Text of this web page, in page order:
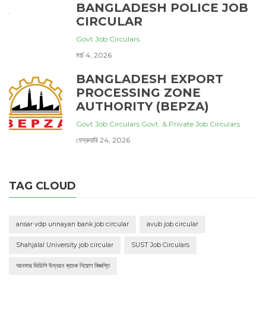
BANGLADESH POLICE JOB
CIRCULAR
Govt Job Circulars
মার্চ 4, 2026
BANGLADESH EXPORT
PROCESSING ZONE
AUTHORITY (BEPZA)
Govt Job Circulars Govt. & Private Job Circulars
ফেব্রুয়ারি 24, 2026
TAG CLOUD
ansar vdp unnayan bank job circular avub job circular
Shahjalal University job circular SUST Job Circulars
আনসার ভিডিপি উন্নয়ন ব্যাংক নিয়োগ বিজ্ঞপ্তি